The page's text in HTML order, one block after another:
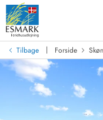
Tilbage | Forside